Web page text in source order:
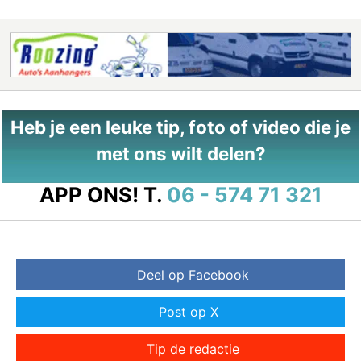
Heb je een leuke tip, foto of video die je
met ons wilt delen?
APP ONS! T. 06 - 574 71 321
Deel op Facebook
Post op X
Tip de redactie